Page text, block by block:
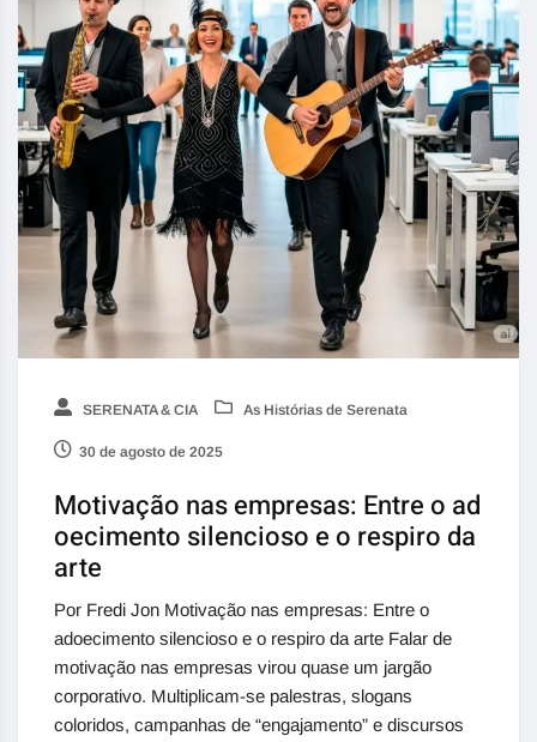
SERENATA & CIA As Histórias de Serenata
30 de agosto de 2025
Motivação nas empresas: Entre o ad
oecimento silencioso e o respiro da
arte
Por Fredi Jon Motivação nas empresas: Entre o
adoecimento silencioso e o respiro da arte Falar de
motivação nas empresas virou quase um jargão
corporativo. Multiplicam-se palestras, slogans
coloridos, campanhas de “engajamento” e discursos